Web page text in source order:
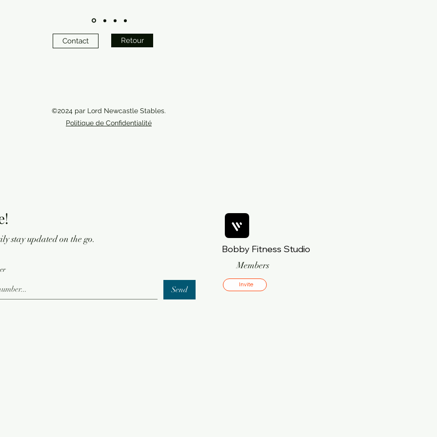
Contact Retour
©2024 par Lord Newcastle Stables.
Politique de Confidentialité
Members
Invite
Bobby Fitness Studio
stay updated on the go.
Send